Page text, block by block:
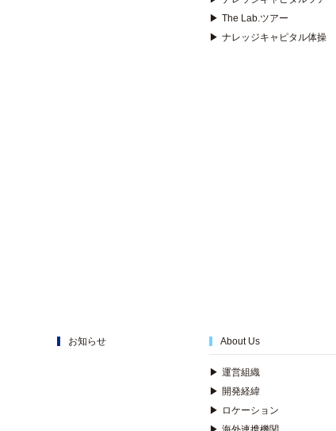
▶ The Lab.ツアー
▶ ナレッジキャピタル体操
お知らせ About Us
▶ 運営組織
▶ 開発経緯
▶ ロケーション